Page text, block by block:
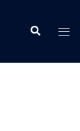
検
索
ト
ル